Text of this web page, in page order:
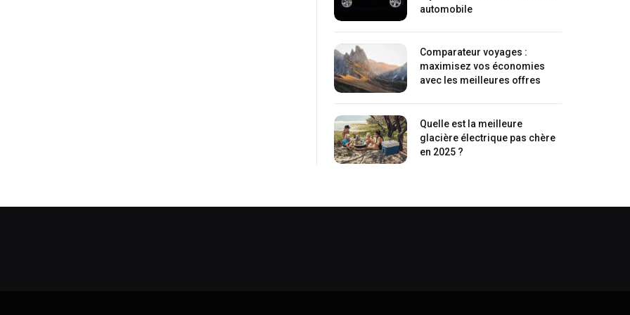
automobile
Comparateur voyages :
maximisez vos économies
avec les meilleures offres
Quelle est la meilleure
glacière électrique pas chère
en 2025 ?